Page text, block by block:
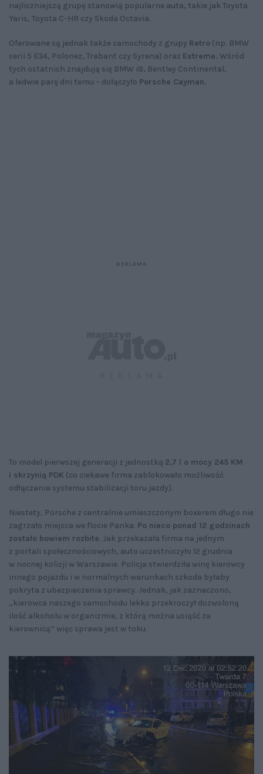
najliczniejszą grupę stanowią popularne auta, takie jak Toyota
Yaris, Toyota C-HR czy Skoda Octavia.
Oferowane są jednak także samochody z grupy Retro (np. BMW
serii 5 E34, Polonez, Trabant czy Syrena) oraz Extreme. Wśród
tych ostatnich znajdują się BMW i8, Bentley Continental,
a ledwie parę dni temu – dołączyło Porsche Cayman.
To model pierwszej generacji z jednostką 2,7 l o mocy 245 KM
i skrzynią PDK (co ciekawe firma zablokowało możliwość
odłączania systemu stabilizacji toru jazdy).
Niestety, Porsche z centralnie umieszczonym boxerem długo nie
zagrzało miejsca we flocie Panka. Po nieco ponad 12 godzinach
zostało bowiem rozbite. Jak przekazała firma na jednym
z portali społecznościowych, auto uczestniczyło 12 grudnia
w nocnej kolizji w Warszawie. Policja stwierdziła winę kierowcy
innego pojazdu i w normalnych warunkach szkoda byłaby
pokryta z ubezpieczenia sprawcy. Jednak, jak zaznaczono,
„kierowca naszego samochodu lekko przekroczył dozwoloną
ilość alkoholu w organizmie, z którą można usiąść za
kierownicą” więc sprawa jest w toku.